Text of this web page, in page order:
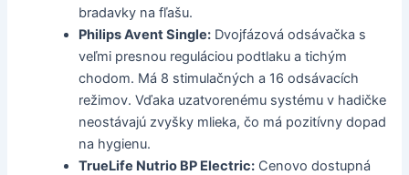
bradavky na fľašu.
Philips Avent Single: Dvojfázová odsávačka s
veľmi presnou reguláciou podtlaku a tichým
chodom. Má 8 stimulačných a 16 odsávacích
režimov. Vďaka uzatvorenému systému v hadičke
neostávajú zvyšky mlieka, čo má pozitívny dopad
na hygienu.
TrueLife Nutrio BP Electric: Cenovo dostupná